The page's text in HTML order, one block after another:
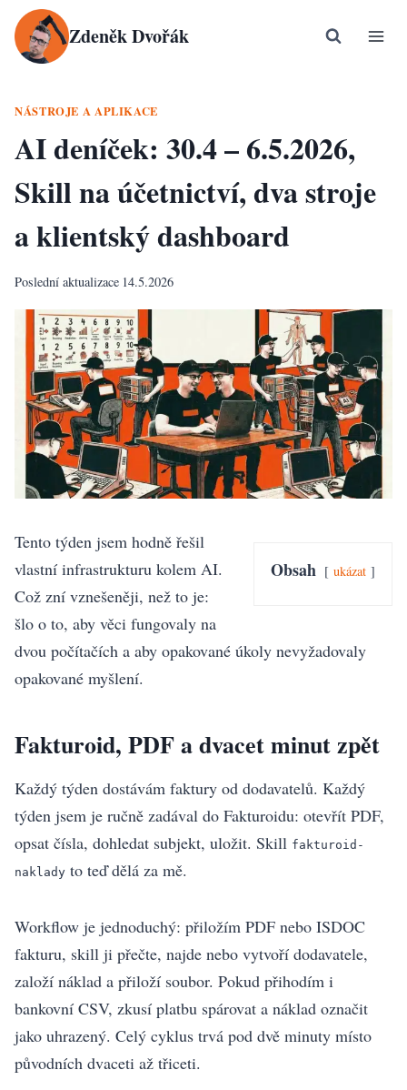
Přeskočit
obsah
Zdeněk Dvořák
NÁSTROJE A APLIKACE
AI deníček: 30.4 – 6.5.2026,
Skill na účetnictví, dva stroje
a klientský dashboard
Poslední aktualizace 14.5.2026
Obsah ukázat
Tento týden jsem hodně řešil
vlastní infrastrukturu kolem AI.
Což zní vznešeněji, než to je:
šlo o to, aby věci fungovaly na
dvou počítačích a aby opakované úkoly nevyžadovaly
opakované myšlení.
Fakturoid, PDF a dvacet minut zpět
Každý týden dostávám faktury od dodavatelů. Každý
týden jsem je ručně zadával do Fakturoidu: otevřít PDF,
opsat čísla, dohledat subjekt, uložit. Skill fakturoid-
naklady to teď dělá za mě.
Workflow je jednoduchý: přiložím PDF nebo ISDOC
fakturu, skill ji přečte, najde nebo vytvoří dodavatele,
založí náklad a přiloží soubor. Pokud přihodím i
bankovní CSV, zkusí platbu spárovat a náklad označit
jako uhrazený. Celý cyklus trvá pod dvě minuty místo
původních dvaceti až třiceti.